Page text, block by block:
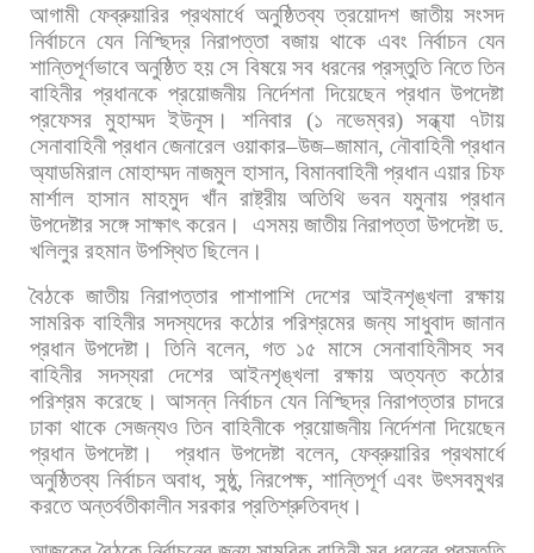
আগামী ফেব্রুয়ারির প্রথমার্ধে অনুষ্ঠিতব্য ত্রয়োদশ জাতীয় সংসদ
নির্বাচনে যেন নিশ্ছিদ্র নিরাপত্তা বজায় থাকে এবং নির্বাচন যেন
শান্তিপূর্ণভাবে অনুষ্ঠিত হয় সে বিষয়ে সব ধরনের প্রস্তুতি নিতে তিন
বাহিনীর প্রধানকে প্রয়োজনীয় নির্দেশনা দিয়েছেন প্রধান উপদেষ্টা
প্রফেসর মুহাম্মদ ইউনূস। শনিবার (১ নভেম্বর) সন্ধ্যা
৭টায়
সেনাবাহিনী প্রধান জেনারেল ওয়াকার–উজ–জামান, নৌবাহিনী প্রধান
অ্যাডমিরাল মোহাম্মদ নাজমুল হাসান, বিমানবাহিনী প্রধান এয়ার চিফ
মার্শাল হাসান মাহমুদ খাঁন রাষ্ট্রীয় অতিথি ভবন যমুনায় প্রধান
উপদেষ্টার সঙ্গে সাক্ষাৎ করেন। এসময় জাতীয় নিরাপত্তা উপদেষ্টা ড.
খলিলুর রহমান উপস্থিত ছিলেন।
বৈঠকে জাতীয় নিরাপত্তার পাশাপাশি দেশের আইনশৃঙ্খলা রক্ষায়
সামরিক বাহিনীর সদস্যদের কঠোর পরিশ্রমের জন্য সাধুবাদ জানান
প্রধান উপদেষ্টা। তিনি বলেন, গত ১৫ মাসে সেনাবাহিনীসহ সব
বাহিনীর
সদস্যরা দেশের আইনশৃঙ্খলা রক্ষায় অত্যন্ত কঠোর
পরিশ্রম করেছে। আসন্ন নির্বাচন যেন নিশ্ছিদ্র নিরাপত্তার চাদরে
ঢাকা থাকে সেজন্যও তিন বাহিনীকে প্রয়োজনীয় নির্দেশনা দিয়েছেন
প্রধান উপদেষ্টা। প্রধান উপদেষ্টা বলেন, ফেব্রুয়ারির প্রথমার্ধে
অনুষ্ঠিতব্য নির্বাচন অবাধ, সুষ্ঠু,নিরপেক্ষ, শান্তিপূর্ণ এবং উৎসবমুখর
করতে অন্তর্বতীকালীন সরকার প্রতিশ্রুতিবদ্ধ।